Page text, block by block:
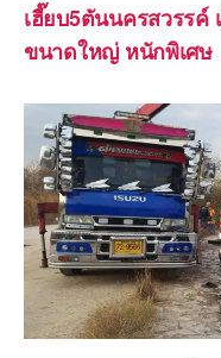
เฮี๊ยบ5ตันนครสวรรค์
ขนาดใหญ่ หนักพิเศษ